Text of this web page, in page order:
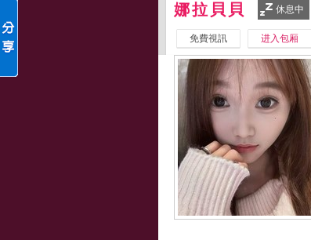
娜拉貝貝 休息中
免費視訊 进入包厢